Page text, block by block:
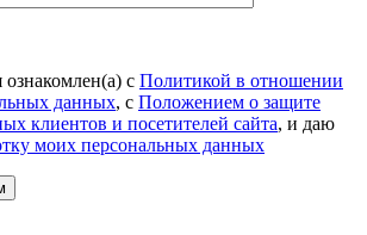
с Политикой в отношении
данных, с Положением о защите
клиентов и посетителей сайта, и даю
моих персональных данных